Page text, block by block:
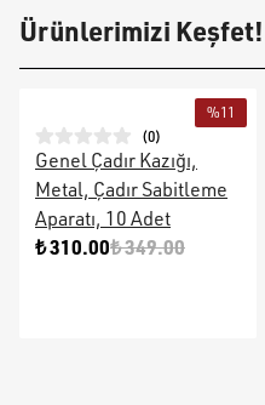
Ürünlerimizi Keşfet!
%11
(0)
Genel Çadır Kazığı,
Metal, Çadır Sabitleme
Aparatı, 10 Adet
₺ 310.00₺ 349.00